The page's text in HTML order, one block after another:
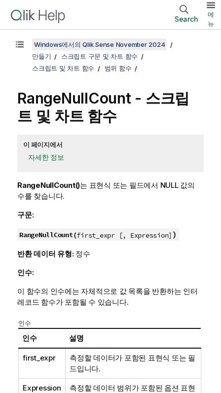
Search
메
뉴
Windows에서의 Qlik Sense November 2024
만들기
스크립트 구문 및 차트 함수
스크립트 및 차트 함수
범위 함수
RangeNullCount- 스크립
트 및 차트 함수
이 페이지에서
자세한 정보
RangeNullCount()는 표현식 또는 필드에서 NULL값의
수를 찾습니다.
구문:
RangeNullCount(first_expr [, Expression] )
반환 데이터 유형: 정수
인수:
이 함수의 인수에는 자체적으로 값 목록을 반환하는 인터
레코드 함수가 포함될 수 있습니다.
인수
인수 설명
first_expr
측정할 데이터가 포함된 표현식 또는 필
드입니다.
Expression
측정할 데이터 범위가 포함된 옵션 표현